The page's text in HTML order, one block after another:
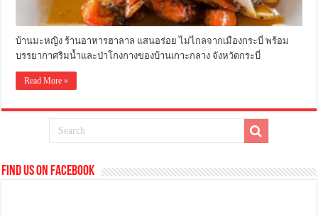
บ้านมะหญิง ร้านอาหารฮาลาล แสนอร่อย ไม่ไกลจากเมืองกระบี่ พร้อม
บรรยากาศริมน้ำและป่าโกงกางของบ้านเกาะกลาง จังหวัดกระบี่
Read More »
Find us on Facebook